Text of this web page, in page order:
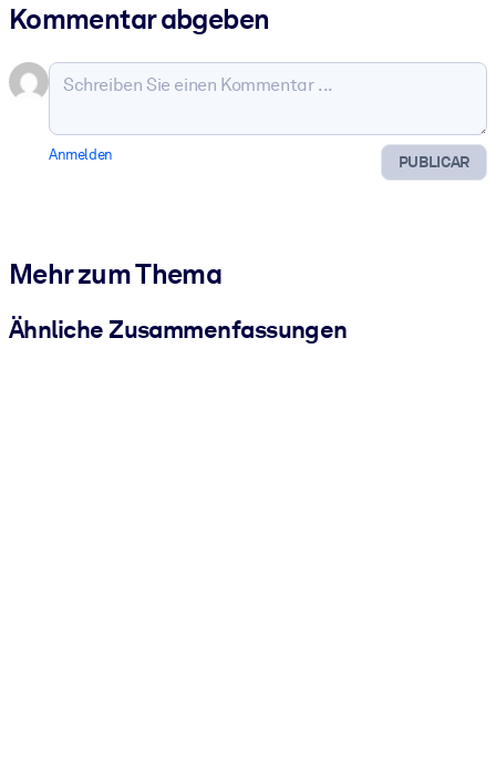
Kommentar abgeben
PUBLICAR
Anmelden
Mehr zum Thema
Ähnliche Zusammenfassungen